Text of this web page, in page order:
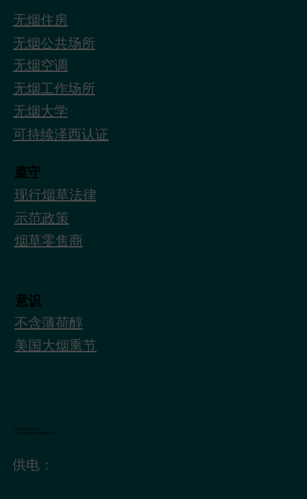
无烟住房
无烟公共场所
无烟空调
无烟工作场所
无烟大学
可持续泽西认证
遵守
现行烟草法律
示范政策
烟草零售商
意识
不含薄荷醇
美国大烟熏节
供电：